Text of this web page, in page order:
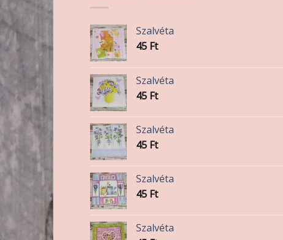
Szalvéta
45 Ft
Szalvéta
45 Ft
Szalvéta
45 Ft
Szalvéta
45 Ft
Szalvéta